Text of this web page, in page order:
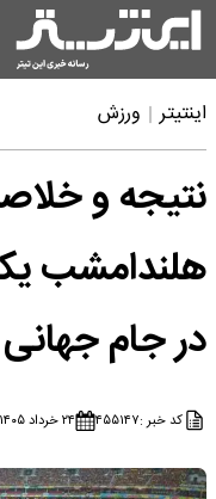
اینتیتر ورزش
نتیجه و
در جام جهانی
کد خبر :۴۵۵۱۴۷ ۲۴ خرداد ۱۴۰۵ - ۲۳:۳۳